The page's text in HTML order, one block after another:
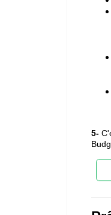
5-